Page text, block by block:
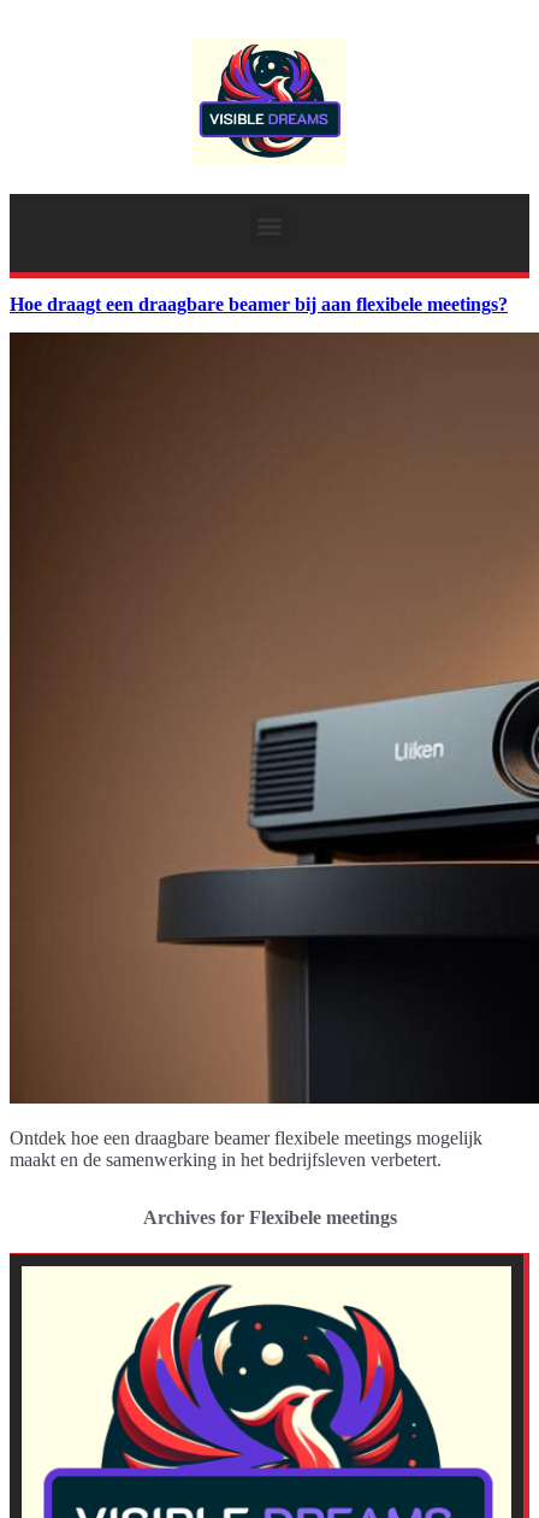
Hoe draagt een draagbare beamer bij aan flexibele meetings?
Ontdek hoe een draagbare beamer flexibele meetings mogelijk
maakt en de samenwerking in het bedrijfsleven verbetert.
Archives for Flexibele meetings